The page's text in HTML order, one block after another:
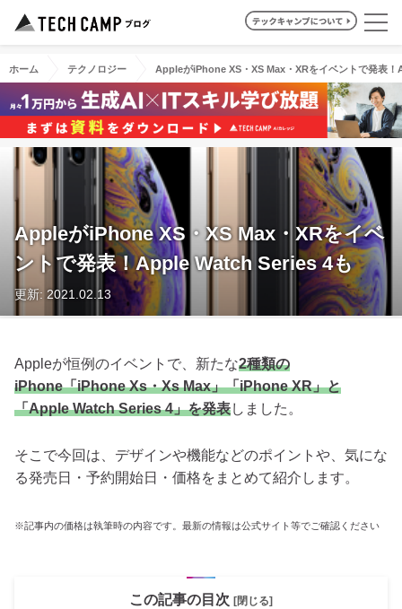
ホーム テクノロジー AppleがiPhone XS・XS Max・XRをイベントで発表
AppleがiPhone XS・XS Max・XRをイベ
ントで発表！Apple Watch Series 4も
更新: 2021.02.13
Appleが恒例のイベントで、新たな2種類の
iPhone「iPhone Xs・Xs Max」「iPhone XR」と
「Apple Watch Series 4」を発表しました。
そこで今回は、デザインや機能などのポイントや、気にな
る発売日・予約開始日・価格をまとめて紹介します。
※記事内の価格は執筆時の内容です。最新の情報は公式サイト等でご確認ください
この記事の目次 [閉じる]